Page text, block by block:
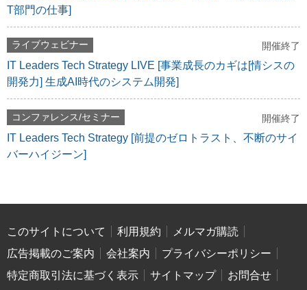
T部門の仕事]
ライブウェビナー 開催終了
IT Leaders Tech Strategy LIVE [事業成長のカギは[情シスの
開発力] 生成AI時代のシステム開発]
コンファレンス/セミナー 開催終了
IT Leaders Tech Strategy [前提のゼロトラスト、不断のサイ
バーハイジーン]
このサイトについて 利用規約
メルマガ購読
広告掲載のご案内
会社案内
プライバシーポリシー
特定商取引法に基づく表示
サイトマップ
お問合せ